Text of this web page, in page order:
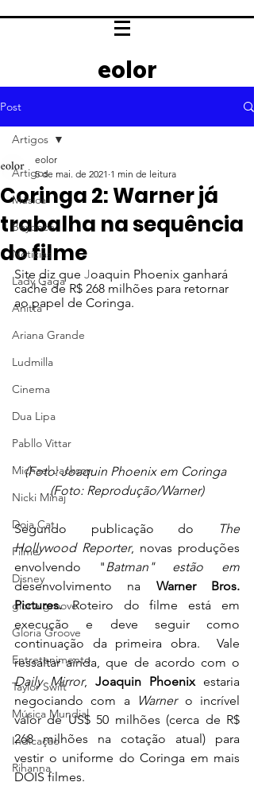
eolor
Post
Artigos
Música
Beyoncé
Notícias
Lady Gaga
Anitta
Ariana Grande
Ludmilla
Cinema
Dua Lipa
Pabllo Vittar
Michael Jackson
Nicki Minaj
Doja Cat
Filme
Disney
gloria groove
Gloria Groove
Entretenimento
Taylor Swift
Música Mundial
Indicação
Rihanna
Artigos
Coringa 2: Warner já
trabalha na sequência
do filme
eolor
5 de mai. de 2021 1 min de leitura
Site diz que Joaquin Phoenix ganhará
cachê de R$ 268 milhões para retornar
ao papel de Coringa.
(Foto: Joaquin Phoenix em Coringa
(Foto: Reprodução/Warner)
Segundo publicação do
The
Hollywood Reporter, novas produções
envolvendo "Batman" estão em
desenvolvimento na Warner Bros.
Pictures. Roteiro do filme está em
execução e deve seguir como
continuação da primeira obra.  Vale
Daily Mirror, Joaquin Phoenix estaria
negociando com a
Warner o incrível
valor de US$ 50 milhões (cerca de R$
268 milhões na cotação atual) para
vestir o uniforme do Coringa em mais
DOIS filmes.